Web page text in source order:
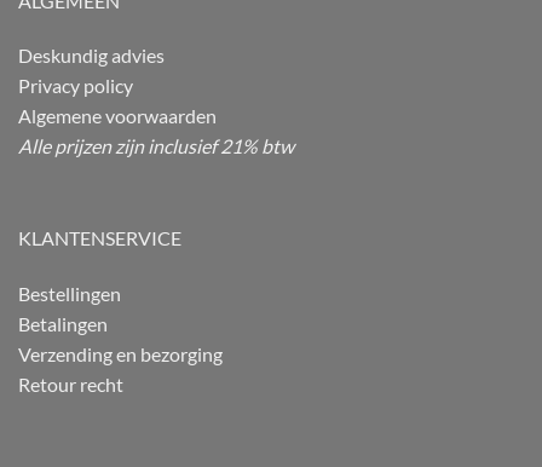
Deskundig advies
Privacy policy
Algemene voorwaarden
Alle prijzen zijn inclusief 21% btw
KLANTENSERVICE
Bestellingen
Betalingen
Verzending en bezorging
Retour recht